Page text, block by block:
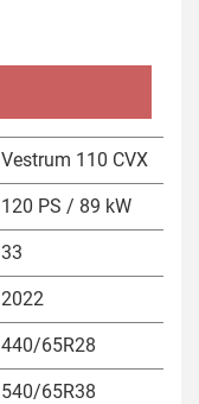
Vestrum 110 CVX
120 PS / 89 kW
33
2022
440/65R28
540/65R38